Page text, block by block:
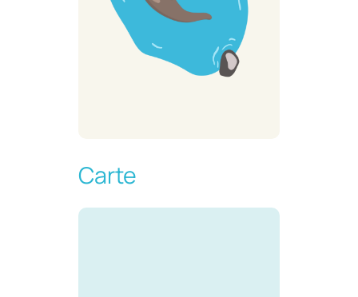
Carte